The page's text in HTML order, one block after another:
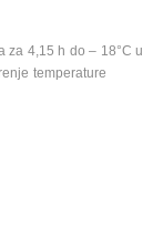
za 4,15 h do – 18°C u
temperature